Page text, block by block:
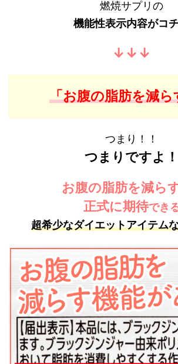
燃焼サプリの
機能性表示内容がコ
↓↓↓
「お腹の脂肪を減ら
つまり！！
つまりですよ！
お腹の脂肪を減ら
正式に期待でき
超希少なダイエットアイテム